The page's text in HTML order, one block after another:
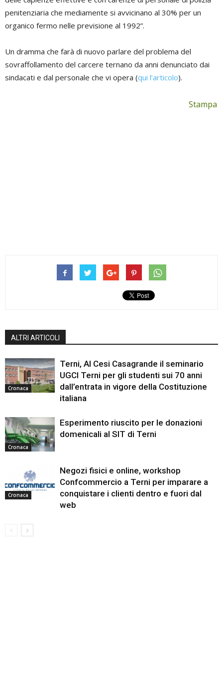
penitenziaria che mediamente si avvicinano al 30% per un
organico fermo nelle previsione al 1992”.
Un dramma che farà di nuovo parlare del problema del
sovraffollamento del carcere ternano da anni denunciato dai
sindacati e dal personale che vi opera (qui l’articolo).
Stampa
ALTRI ARTICOLI
Cronaca
Terni, Al Cesi Casagrande il seminario
UGCI Terni per gli studenti sui 70 anni
dall’entrata in vigore della Costituzione
italiana
Cronaca
Esperimento riuscito per le donazioni
domenicali al SIT di Terni
Cronaca
Negozi fisici e online, workshop
Confcommercio a Terni per imparare a
conquistare i clienti dentro e fuori dal
web